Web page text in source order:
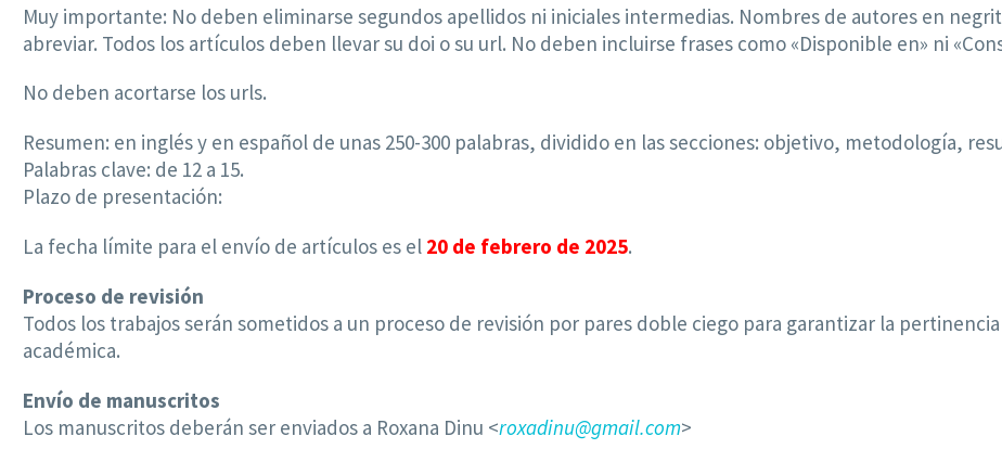
Muy importante: No deben eliminarse segundos apellidos ni iniciales intermedias. Nombres de autores en
abreviar. Todos los artículos deben llevar su doi o su url. No deben incluirse frases como «Disponible en» ni
No deben acortarse los urls.
Resumen: en inglés y en español de unas 250-300 palabras, dividido en las secciones: objetivo, metodología,
Palabras clave: de 12 a 15.
Plazo de presentación:
La fecha límite para el envío de artículos es el 20 de febrero de 2025.
Proceso de revisión
Todos los trabajos serán sometidos a un proceso de revisión por pares doble ciego para garantizar la
académica.
Envío de manuscritos
Los manuscritos deberán ser enviados a Roxana Dinu <roxadinu@gmail.com>